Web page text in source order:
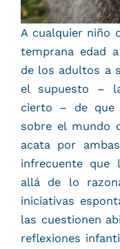
A cualquier niño
temprana edad
de los adultos a
el supuesto –
cierto – de que
sobre el mundo
acata por
infrecuente
allá de lo
iniciativas
las cuestionen
reflexiones